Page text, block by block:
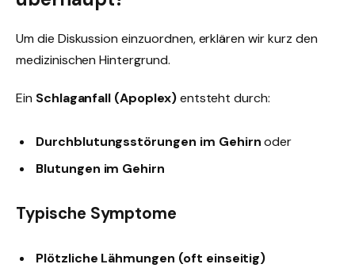
Um die Diskussion einzuordnen, erklären wir kurz den
medizinischen Hintergrund.
Ein Schlaganfall (Apoplex)entsteht durch:
Durchblutungsstörungen im Gehirnoder
Blutungen im Gehirn
Typische Symptome
Plötzliche Lähmungen (oft einseitig)